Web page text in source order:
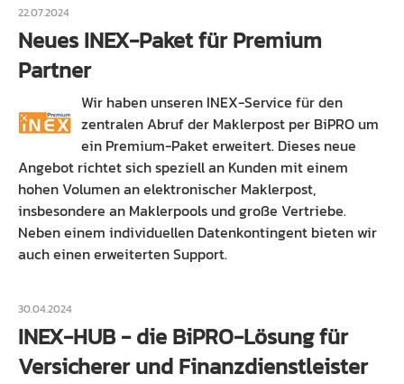
22.07.2024
Neues INEX-Paket für Premium
Partner
Wir haben unseren INEX-Service für den
zentralen Abruf der Maklerpost per BiPRO um
ein Premium-Paket erweitert. Dieses neue
Angebot richtet sich speziell an Kunden mit einem
hohen Volumen an elektronischer Maklerpost,
insbesondere an Maklerpools und große Vertriebe.
Neben einem individuellen Datenkontingent bieten wir
auch einen erweiterten Support.
30.04.2024
INEX-HUB - die BiPRO-Lösung für
Versicherer und Finanzdienstleister